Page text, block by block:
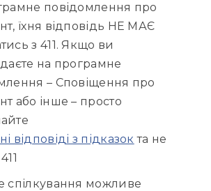
повідомлення про
їхня відповідь НЕ МАЄ
з 411. Якщо ви
на програмне
– Сповіщення про
або інше – просто
відповіді з підказок та не
спілкування можливе